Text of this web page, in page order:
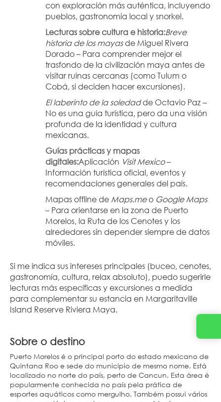
con exploración más auténtica, incluyendo
pueblos, gastronomía local y snorkel.
Lecturas sobre cultura e historia:Breve
historia de los mayas de Miguel Rivera
Dorado – Para comprender mejor el
trasfondo de la civilización maya antes de
visitar ruinas cercanas (como Tulum o
Cobá, si deciden hacer excursiones).
El laberinto de la soledad de Octavio Paz –
No es una guía turística, pero da una visión
profunda de la identidad y cultura
mexicanas.
Guías prácticas y mapas
digitales:Aplicación Visit Mexico –
Información turística oficial, eventos y
recomendaciones generales del país.
Mapas offline de Maps.me o Google Maps
– Para orientarse en la zona de Puerto
Morelos, la Ruta de los Cenotes y los
alrededores sin depender siempre de datos
móviles.
Si me indica sus intereses principales (buceo, cenotes,
gastronomía, cultura, relax absoluto), puedo sugerirle
lecturas más específicas y excursiones a medida
para complementar su estancia en Margaritaville
Island Reserve Riviera Maya.
Sobre o destino
Puerto Morelos é o principal porto do estado mexicano de
Quintana Roo e sede do município de mesmo nome. Está
localizado no norte do país, perto de Cancun. Esta área é
popularmente conhecida no país pela prática de
esportes aquáticos como mergulho. Também possui vários